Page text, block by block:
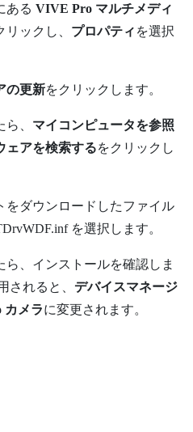
ある VIVE Pro マルチメディ
ックし、 プロパティ を選択
の更新をクリックします。
、 マイコンピュータを参照
ェアを検索するをクリックし
をダウンロードしたファイル
を選択します。
ら、インストールを確認しま
されると、 デバイスマネージ
メラに変更されます。